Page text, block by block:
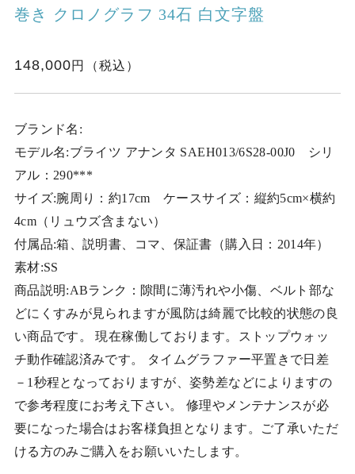
巻き クロノグラフ 34石 白文字盤
148,000
ブランド名:
モデル名:ブライツ アナンタ SAEH013/6S28-00J0 シリ
アル：290***
サイズ:腕周り：約17cm ケースサイズ：縦約5cm×横約
4cm（リュウズ含まない）
付属品:箱、説明書、コマ、保証書（購入日：2014年）
素材:SS
商品説明:ABランク：隙間に薄汚れや小傷、ベルト部な
どにくすみが見られますが風防は綺麗で比較的状態の良
い商品です。 現在稼働しております。ストップウォッ
チ動作確認済みです。 タイムグラファー平置きで日差
－1秒程となっておりますが、姿勢差などによりますの
で参考程度にお考え下さい。 修理やメンテナンスが必
要になった場合はお客様負担となります。ご了承いただ
ける方のみご購入をお願いいたします。